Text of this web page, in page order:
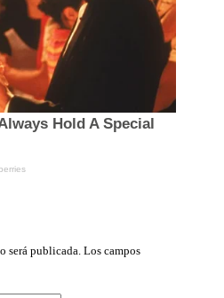
será publicada. Los campos